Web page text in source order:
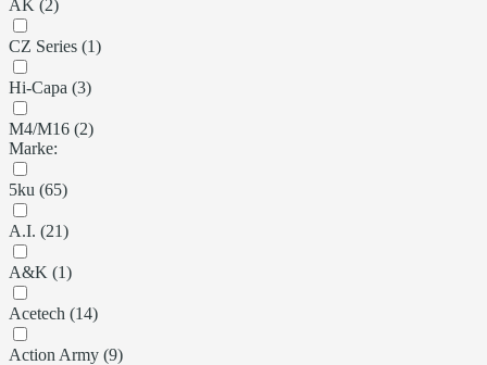
AK (2)
CZ Series (1)
Hi-Capa (3)
M4/M16 (2)
Marke:
5ku (65)
A.I. (21)
A&K (1)
Acetech (14)
Action Army (9)